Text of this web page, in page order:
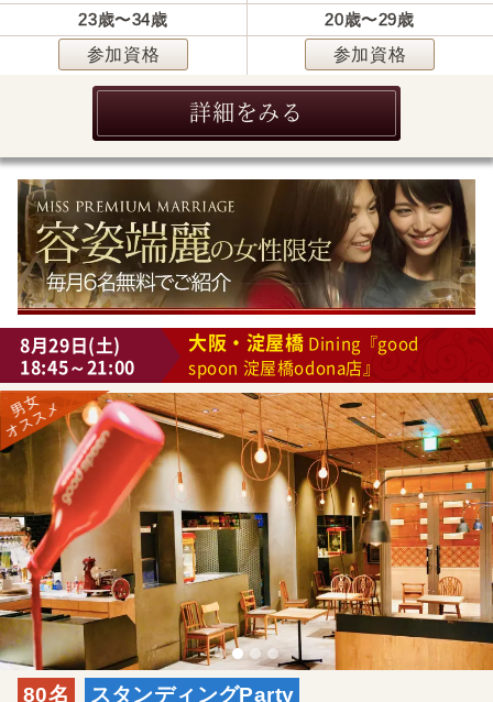
23歳〜34歳
参加資格
20歳〜29歳
参加資格
詳細をみる
8月29日(土)
18:45～21:00
大阪・淀屋橋 Dining『good
spoon 淀屋橋odona店』
80名 スタンディングParty